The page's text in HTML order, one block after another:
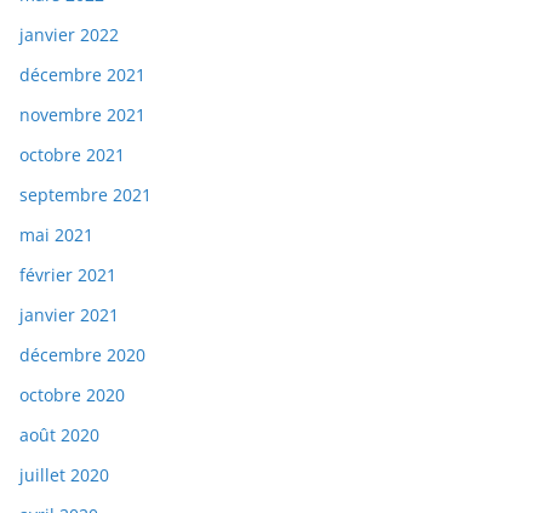
janvier 2022
décembre 2021
novembre 2021
octobre 2021
septembre 2021
mai 2021
février 2021
janvier 2021
décembre 2020
octobre 2020
août 2020
juillet 2020